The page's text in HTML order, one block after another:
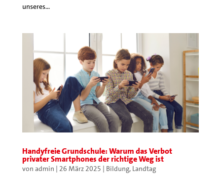
unseres...
Handyfreie Grundschule: Warum das Verbot
privater Smartphones der richtige Weg ist
von admin | 26 März 2025 | Bildung, Landtag